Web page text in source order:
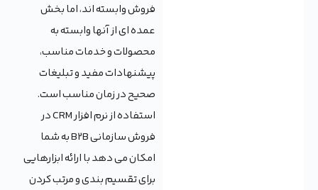
فروش وابسته اند، اما بخش
عمده ای از آنها وابسته به
محصولات و خدمات مناسب،
پیشنهادات مفید و تبلیغات
صحیح در زمان مناسب است.
استفاده از نرم افزار CRM در
فروش سازمانی B2B به شما
امکان می دهد با ارائه ابزارهایی
برای تقسیم بندی و مرتب کردن